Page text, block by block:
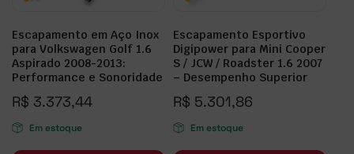
Escapamento em Aço Inox
para Volkswagen Golf 1.6
Aspirado 2008-2013:
Performance e Sonoridade
R$ 3.373,44
Em estoque
Escapamento Esportivo
Digipower para Mini Cooper
S / JCW / Roadster 1.6 2007
– Desempenho Superior
R$ 5.301,86
Em estoque